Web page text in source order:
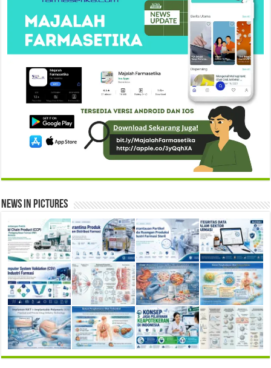
News in Pictures